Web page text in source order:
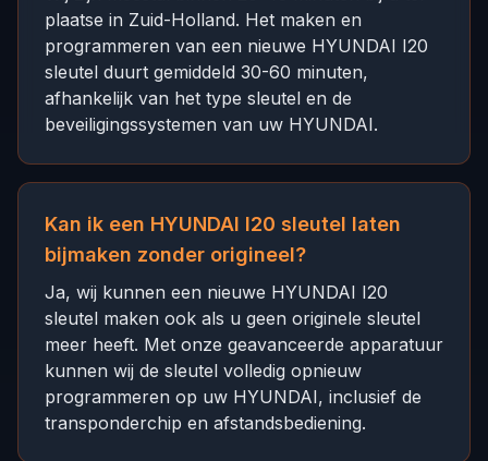
plaatse in Zuid-Holland. Het maken en
programmeren van een nieuwe HYUNDAI I20
sleutel duurt gemiddeld 30-60 minuten,
afhankelijk van het type sleutel en de
beveiligingssystemen van uw HYUNDAI.
Kan ik een HYUNDAI I20 sleutel laten
bijmaken zonder origineel?
Ja, wij kunnen een nieuwe HYUNDAI I20
sleutel maken ook als u geen originele sleutel
meer heeft. Met onze geavanceerde apparatuur
kunnen wij de sleutel volledig opnieuw
programmeren op uw HYUNDAI, inclusief de
transponderchip en afstandsbediening.